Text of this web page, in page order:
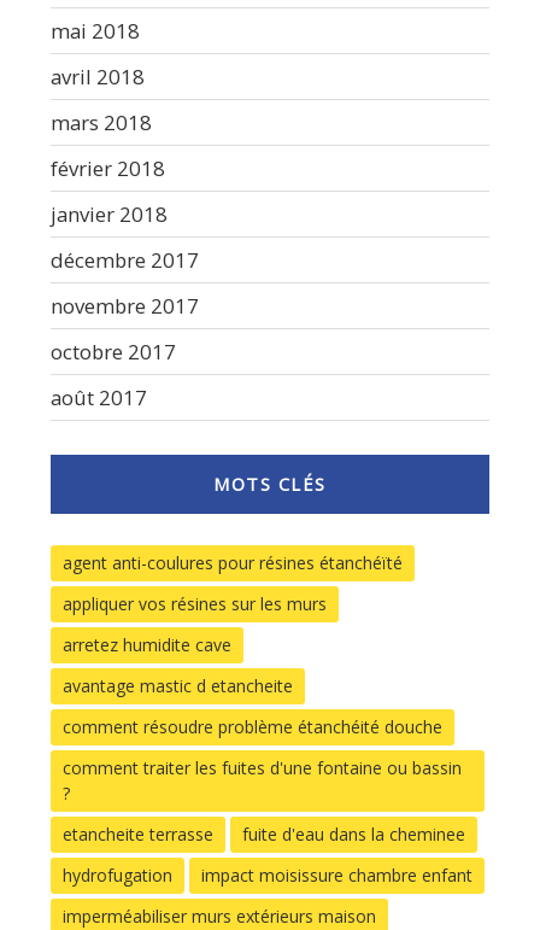
mai 2018
avril 2018
mars 2018
février 2018
janvier 2018
décembre 2017
novembre 2017
octobre 2017
août 2017
MOTS CLÉS
agent anti-coulures pour résines étanchéïté
appliquer vos résines sur les murs
arretez humidite cave
avantage mastic d etancheite
comment résoudre problème étanchéité douche
comment traiter les fuites d'une fontaine ou bassin
?
etancheite terrasse
fuite d'eau dans la cheminee
hydrofugation
impact moisissure chambre enfant
imperméabiliser murs extérieurs maison